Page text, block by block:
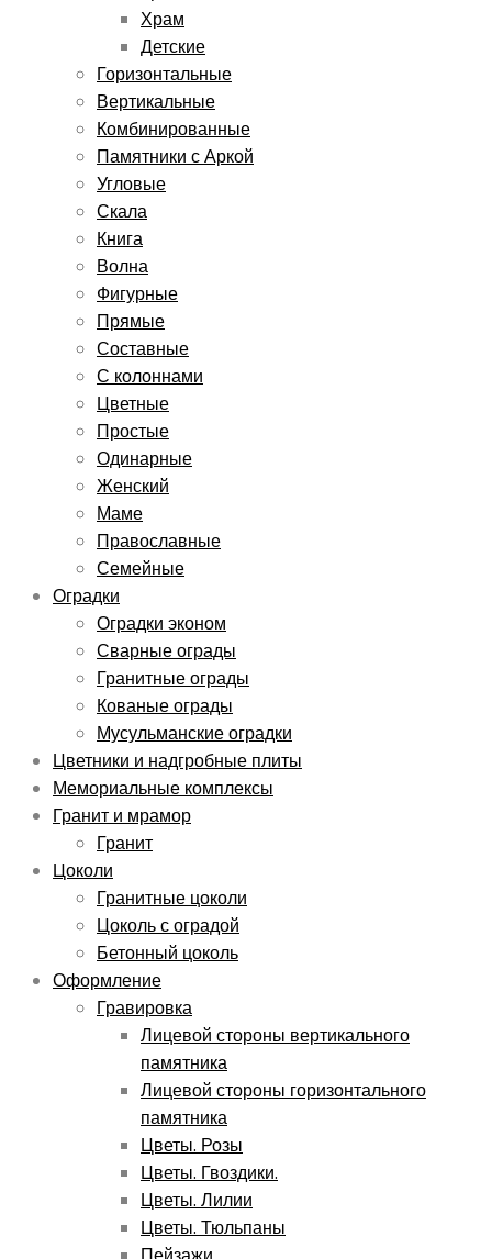
Храм
Детские
Горизонтальные
Вертикальные
Комбинированные
Памятники с Аркой
Угловые
Скала
Книга
Волна
Фигурные
Прямые
Составные
С колоннами
Цветные
Простые
Одинарные
Женский
Маме
Православные
Семейные
Оградки
Оградки эконом
Сварные ограды
Гранитные ограды
Кованые ограды
Мусульманские оградки
Цветники и надгробные плиты
Мемориальные комплексы
Гранит и мрамор
Гранит
Цоколи
Гранитные цоколи
Цоколь с оградой
Бетонный цоколь
Оформление
Гравировка
Лицевой стороны вертикального
памятника
Лицевой стороны горизонтального
памятника
Цветы. Розы
Цветы. Гвоздики.
Цветы. Лилии
Цветы. Тюльпаны